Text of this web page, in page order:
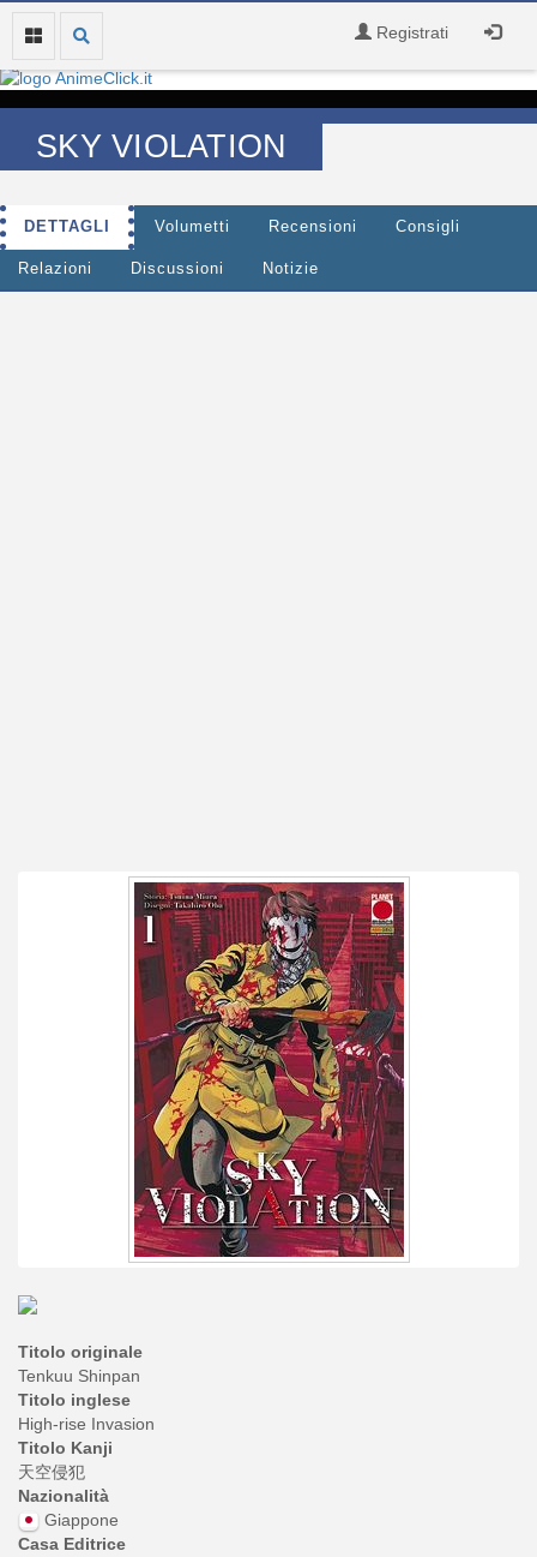
Registrati
SKY VIOLATION
DETTAGLI Volumetti Recensioni Consigli
Relazioni Discussioni Notizie
Titolo originale
Tenkuu Shinpan
Titolo inglese
High-rise Invasion
Titolo Kanji
天空侵犯
Nazionalità
Giappone
Casa Editrice